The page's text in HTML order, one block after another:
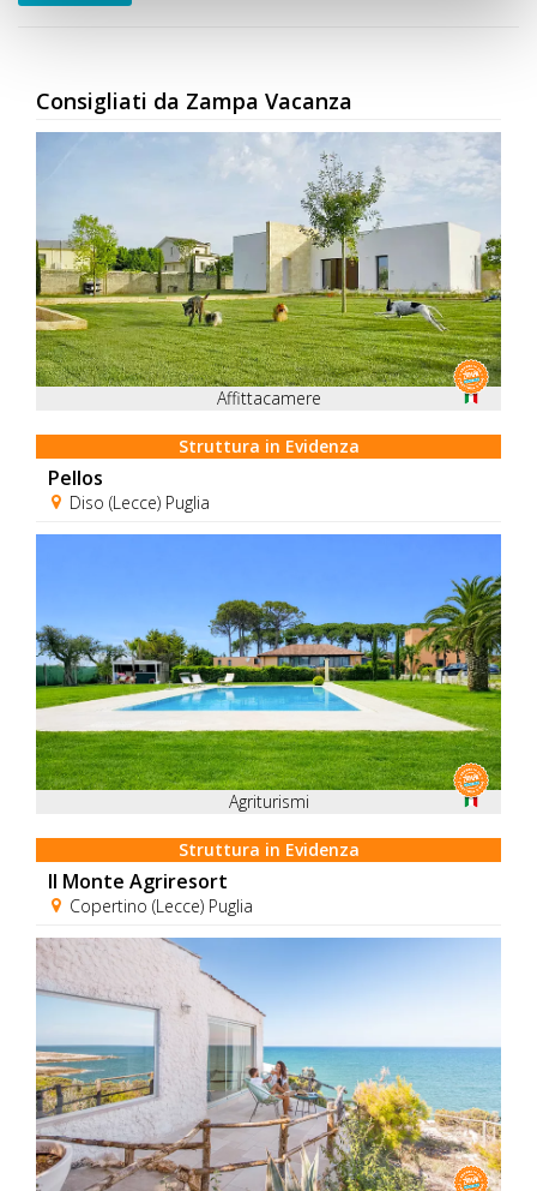
Consigliati da Zampa Vacanza
Affittacamere
Struttura in Evidenza
Pellos
Diso (Lecce) Puglia
Agriturismi
Struttura in Evidenza
Il Monte Agriresort
Copertino (Lecce) Puglia